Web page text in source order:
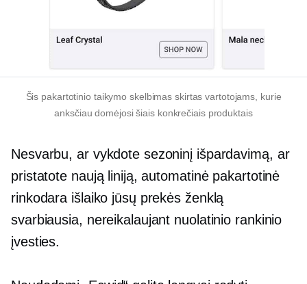
Šis pakartotinio taikymo skelbimas skirtas vartotojams, kurie
anksčiau domėjosi šiais konkrečiais produktais
Nesvarbu, ar vykdote sezoninį išpardavimą, ar
pristatote naują liniją, automatinė pakartotinė
rinkodara išlaiko jūsų prekės ženklą
svarbiausia, nereikalaujant nuolatinio rankinio
įvesties.